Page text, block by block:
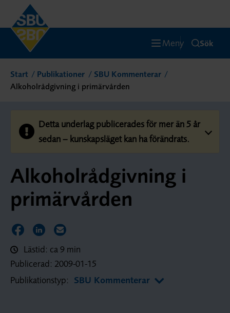
Meny Sök
Start Publikationer
SBU Kommenterar
Alkoholrådgivning i primärvården
Detta underlag publicerades för mer än 5 år
sedan – kunskapsläget kan ha förändrats.
Alkoholrådgivning i
primärvården
Dela sidan på Facebook
Dela sidan på LinkedIn
Dela sidan via E-post
Lästid: ca 9 min
Publicerad: 2009-01-15
Publikationstyp: SBU Kommenterar